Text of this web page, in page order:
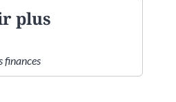
plus
finances